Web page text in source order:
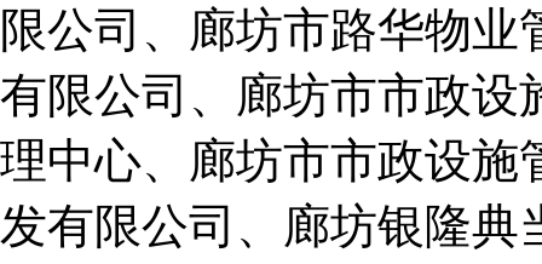
限公司、廊坊市路华物
有限公司、廊坊市市政设
理中心、廊坊市市政设施
发有限公司、廊坊银隆典